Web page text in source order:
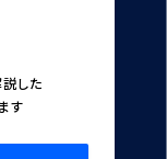
した
す